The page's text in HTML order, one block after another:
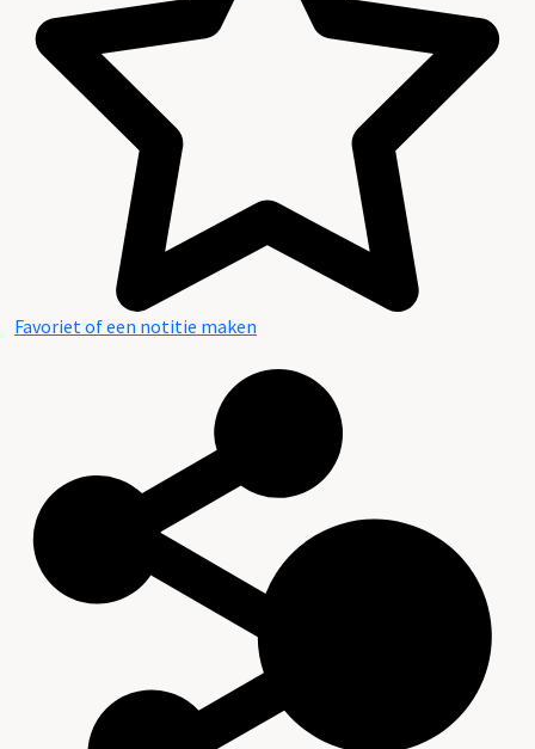
Favoriet of een notitie maken